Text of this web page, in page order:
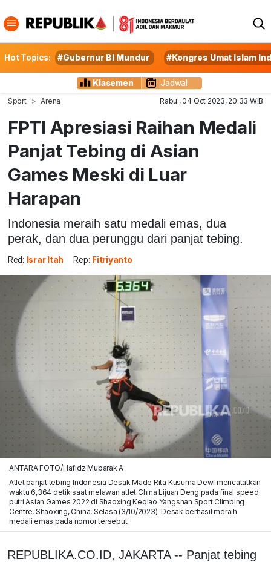
Hot Topics: #Gubernur BI Mundur #Kongres Umat Islam
Klasemen Jadwal
Sport Arena Rabu , 04 Oct 2023, 20:33 WIB
FPTI Apresiasi Raihan Medali
Panjat Tebing di Asian
Games Meski di Luar
Harapan
Indonesia meraih satu medali emas, dua
perak, dan dua perunggu dari panjat tebing.
Red: Israr Itah Rep: Fitriyanto
ANTARA FOTO/Hafidz Mubarak A
Atlet panjat tebing Indonesia Desak Made Rita Kusuma Dewi mencatatkan
waktu 6,364 detik saat melawan atlet China Lijuan Deng pada final speed
putri Asian Games 2022 di Shaoxing Keqiao Yangshan Sport Climbing
Centre, Shaoxing, China, Selasa (3/10/2023). Desak berhasil meraih
medali emas pada nomor tersebut.
REPUBLIKA.CO.ID, JAKARTA -- Panjat tebing